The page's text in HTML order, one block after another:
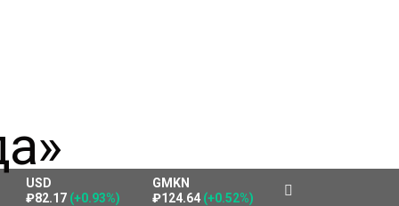
USD
₽82.17 (+0.93%)
GMKN
₽124.64 (+0.52%)